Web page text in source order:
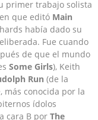
primer trabajo solista
que editó Main
había dado su
Fue cuando
de que el mundo
Some Girls), Keith
Run (de la
más conocida por la
ídolos
cara B por The